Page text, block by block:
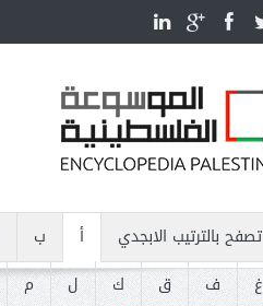
تصفح بالترتيب الابجدي أ ب
غ
ف ق ك ل م